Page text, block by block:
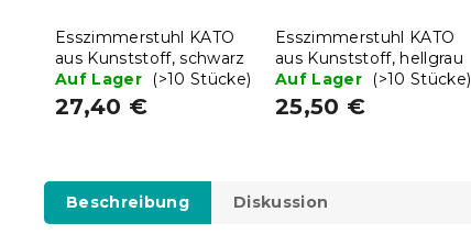
Esszimmerstuhl KATO
aus Kunststoff, schwarz
Auf Lager
(>10 Stücke)
27,40 €
Esszimmerstuhl KATO
aus Kunststoff, hellgrau
Auf Lager
(>10 Stücke)
25,50 €
Beschreibung Diskussion